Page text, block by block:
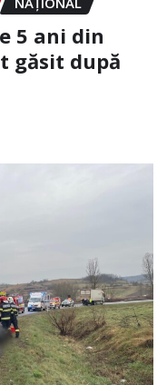
5 ani din
găsit după